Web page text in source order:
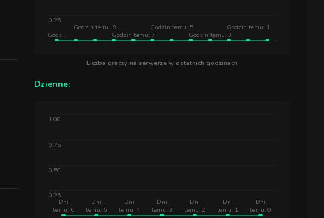
Godz…
Godzin temu: 9
Godzin temu: 7
Godzin temu: 5
Godzin temu: 3
Godzin temu: 1
0.25
Liczba graczy na serwerze w ostatnich godzinach
Dzienne:
temu: 6
Dni
temu: 5
Dni
temu: 4
Dni
temu: 3
Dni
temu: 2
Dni
temu: 1
Dni
temu: 0
Dni
0.25
0.50
0.75
1.00